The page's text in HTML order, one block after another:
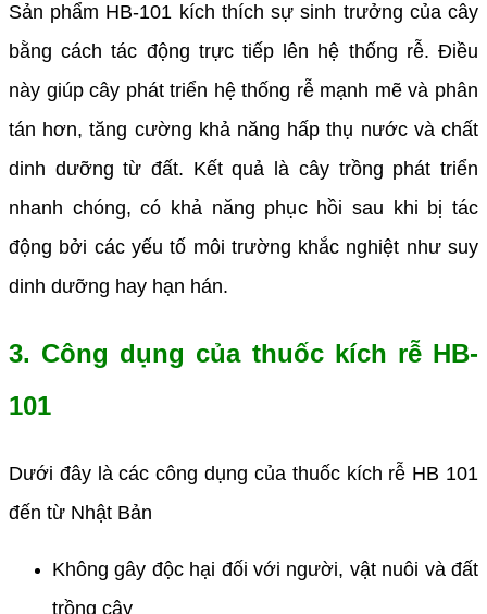
Sản phẩm HB-101 kích thích sự sinh trưởng của cây
bằng cách tác động trực tiếp lên hệ thống rễ. Điều
này giúp cây phát triển hệ thống rễ mạnh mẽ và phân
tán hơn, tăng cường khả năng hấp thụ nước và chất
dinh dưỡng từ đất. Kết quả là cây trồng phát triển
nhanh chóng, có khả năng phục hồi sau khi bị tác
động bởi các yếu tố môi trường khắc nghiệt như suy
dinh dưỡng hay hạn hán.
3. Công dụng của thuốc kích rễ HB-
101
Dưới đây là các công dụng của thuốc kích rễ HB 101
đến từ Nhật Bản
Không gây độc hại đối với người, vật nuôi và đất
trồng cây